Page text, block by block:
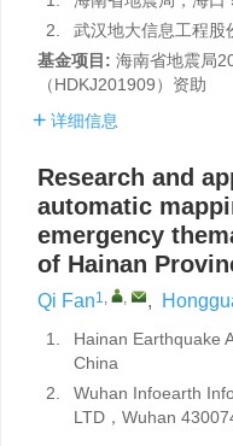
2.
武汉地大信息工程股
基金项目: 海南省地震局
（HDKJ201909）资助
详细信息
Research and
automatic
emergency
of Hainan
Qi Fan1, , ,
1.
Hainan Earthquake
China
2.
Wuhan Infoearth
LTD，Wuhan